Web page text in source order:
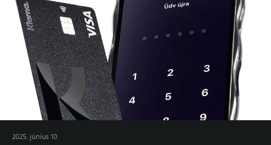
2025. június 10.